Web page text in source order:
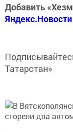
Добавить
Яндекс.Новости
Татарстан»